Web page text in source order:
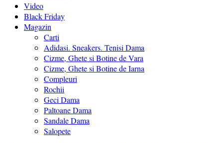
Video
Black Friday
Magazin
Carti
Adidasi. Sneakers. Tenisi Dama
Cizme, Ghete si Botine de Vara
Cizme, Ghete si Botine de Iarna
Compleuri
Rochii
Geci Dama
Paltoane Dama
Sandale Dama
Salopete